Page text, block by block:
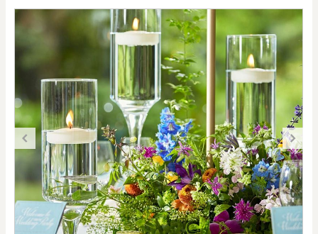
お気に入り一覧 カートを見る
すべてのアイテム
カテゴリから探す
#タグから探す
価格で探す